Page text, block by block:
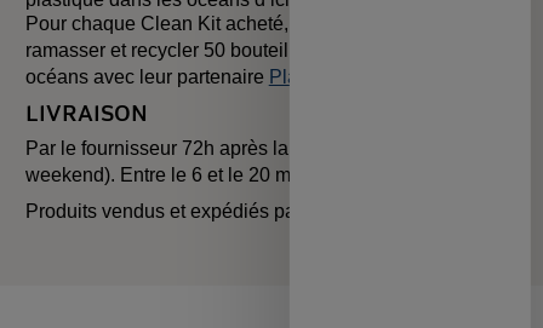
Pour chaque Clean Kit acheté,
ramasser et recycler 50 bouteilles en plastique des
océans avec leur partenaire PlasticBank
LIVRAISON
Par le fournisseur 72h après la commande (hors
weekend). Entre le 6 et le 20 mars.
Produits vendus et expédiés par